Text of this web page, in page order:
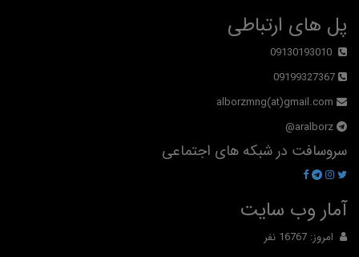
پل های ارتباطی
09130193010
09199327367
alborzmng(at)gmail.com
aralborz@
سروسافت در شبکه های اجتماعی
آمار وب سایت
امروز: 16767 نفر